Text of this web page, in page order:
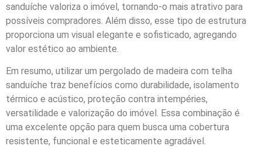
sanduíche valoriza o imóvel, tornando-o mais atrativo para
possíveis compradores. Além disso, esse tipo de estrutura
proporciona um visual elegante e sofisticado, agregando
valor estético ao ambiente.
Em resumo, utilizar um pergolado de madeira com telha
sanduíche traz benefícios como durabilidade, isolamento
térmico e acústico, proteção contra intempéries,
versatilidade e valorização do imóvel. Essa combinação é
uma excelente opção para quem busca uma cobertura
resistente, funcional e esteticamente agradável.